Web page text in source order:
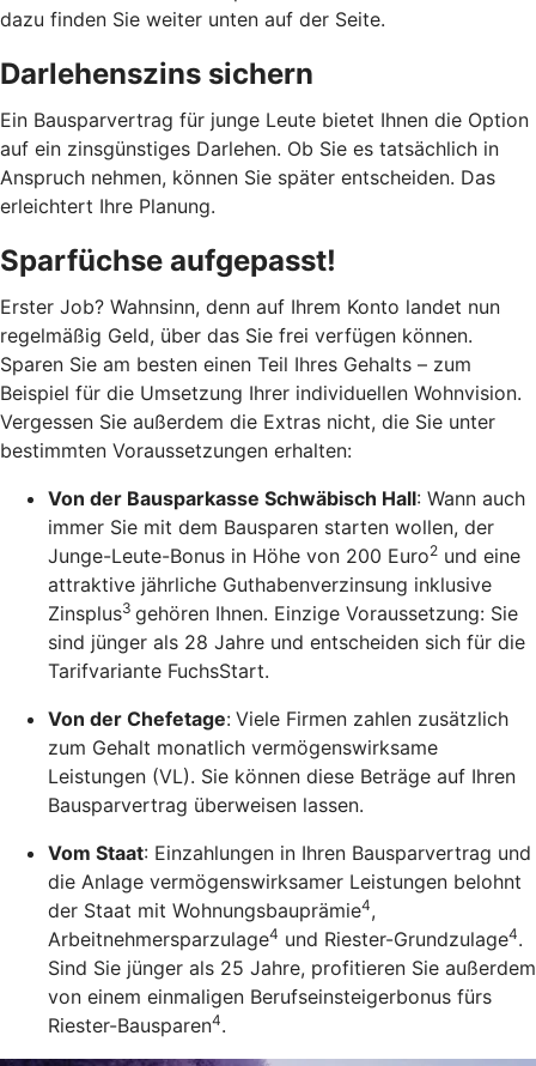
dazu finden Sie weiter unten auf der Seite.
Darlehenszins sichern
Ein Bausparvertrag für junge Leute bietet Ihnen die Option
auf ein zinsgünstiges Darlehen. Ob Sie es tatsächlich in
Anspruch nehmen, können Sie später entscheiden. Das
erleichtert Ihre Planung.
Sparfüchse aufgepasst!
Erster Job? Wahnsinn, denn auf Ihrem Konto landet nun
regelmäßig Geld, über das Sie frei verfügen können.
Sparen Sie am besten einen Teil Ihres Gehalts – zum
Beispiel für die Umsetzung Ihrer individuellen Wohnvision.
Vergessen Sie außerdem die Extras nicht, die Sie unter
bestimmten Voraussetzungen erhalten:
Von der Bausparkasse Schwäbisch Hall: Wann auch
immer Sie mit dem Bausparen starten wollen, der
Junge-Leute-Bonus in Höhe von 200 Euro2 und eine
attraktive jährliche Guthabenverzinsung inklusive
Zinsplus3 gehören Ihnen. Einzige Voraussetzung: Sie
sind jünger als 28 Jahre und entscheiden sich für die
Tarifvariante FuchsStart.
Von der Chefetage: Viele Firmen zahlen zusätzlich
zum Gehalt monatlich vermögenswirksame
Leistungen (VL). Sie können diese Beträge auf Ihren
Bausparvertrag überweisen lassen.
Vom Staat: Einzahlungen in Ihren Bausparvertrag und
die Anlage vermögenswirksamer Leistungen belohnt
der Staat mit Wohnungsbauprämie4,
Arbeitnehmersparzulage4 und Riester-Grundzulage4.
Sind Sie jünger als 25 Jahre, profitieren Sie außerdem
von einem einmaligen Berufseinsteigerbonus fürs
Riester-Bausparen4.